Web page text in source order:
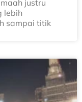
justru
lebih
sampai titik